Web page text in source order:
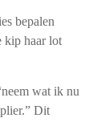
bepalen
kip haar lot
wat ik nu
Dit